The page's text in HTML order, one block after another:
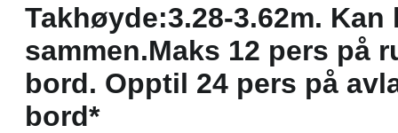
Takhøyde:3.28-3.62m. Kan
sammen.Maks 12 pers på
bord. Opptil 24 pers på
bord*